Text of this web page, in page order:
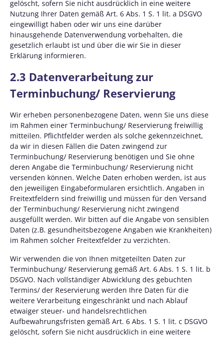
gelöscht, sofern Sie nicht ausdrücklich in eine weitere
Nutzung Ihrer Daten gemäß Art. 6 Abs. 1 S. 1 lit. a DSGVO
eingewilligt haben oder wir uns eine darüber
hinausgehende Datenverwendung vorbehalten, die
gesetzlich erlaubt ist und über die wir Sie in dieser
Erklärung informieren.
2.3 Datenverarbeitung zur
Terminbuchung/ Reservierung
Wir erheben personenbezogene Daten, wenn Sie uns diese
im Rahmen einer Terminbuchung/ Reservierung freiwillig
mitteilen. Pflichtfelder werden als solche gekennzeichnet,
da wir in diesen Fällen die Daten zwingend zur
Terminbuchung/ Reservierung benötigen und Sie ohne
deren Angabe die Terminbuchung/ Reservierung nicht
versenden können. Welche Daten erhoben werden, ist aus
den jeweiligen Eingabeformularen ersichtlich. Angaben in
Freitextfeldern sind freiwillig und müssen für den Versand
der Terminbuchung/ Reservierung nicht zwingend
ausgefüllt werden. Wir bitten auf die Angabe von sensiblen
Daten (z.B. gesundheitsbezogene Angaben wie Krankheiten)
im Rahmen solcher Freitextfelder zu verzichten.
Wir verwenden die von Ihnen mitgeteilten Daten zur
Terminbuchung/ Reservierung gemäß Art. 6 Abs. 1 S. 1 lit. b
DSGVO. Nach vollständiger Abwicklung des gebuchten
Termins/ der Reservierung werden Ihre Daten für die
weitere Verarbeitung eingeschränkt und nach Ablauf
etwaiger steuer- und handelsrechtlichen
Aufbewahrungsfristen gemäß Art. 6 Abs. 1 S. 1 lit. c DSGVO
gelöscht, sofern Sie nicht ausdrücklich in eine weitere